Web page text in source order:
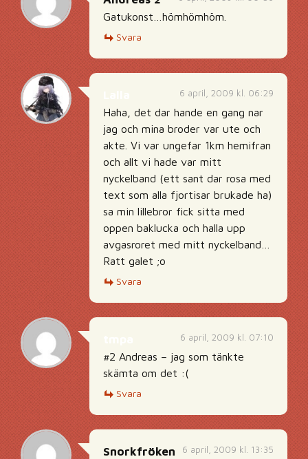
Gatukonst…hömhömhöm.
Svara
6 april, 2009 kl. 06:29
Haha, det dar hande en gang nar
jag och mina broder var ute och
akte. Vi var ungefar 1km hemifran
och allt vi hade var mitt
nyckelband (ett sant dar rosa med
text som alla fjortisar brukade ha)
sa min lillebror fick sitta med
oppen baklucka och halla upp
avgasroret med mitt nyckelband…
Ratt galet ;o
Svara
6 april, 2009 kl. 07:10
#2 Andreas – jag som tänkte
skämta om det :(
Svara
6 april, 2009 kl. 13:35
Snorkfröken